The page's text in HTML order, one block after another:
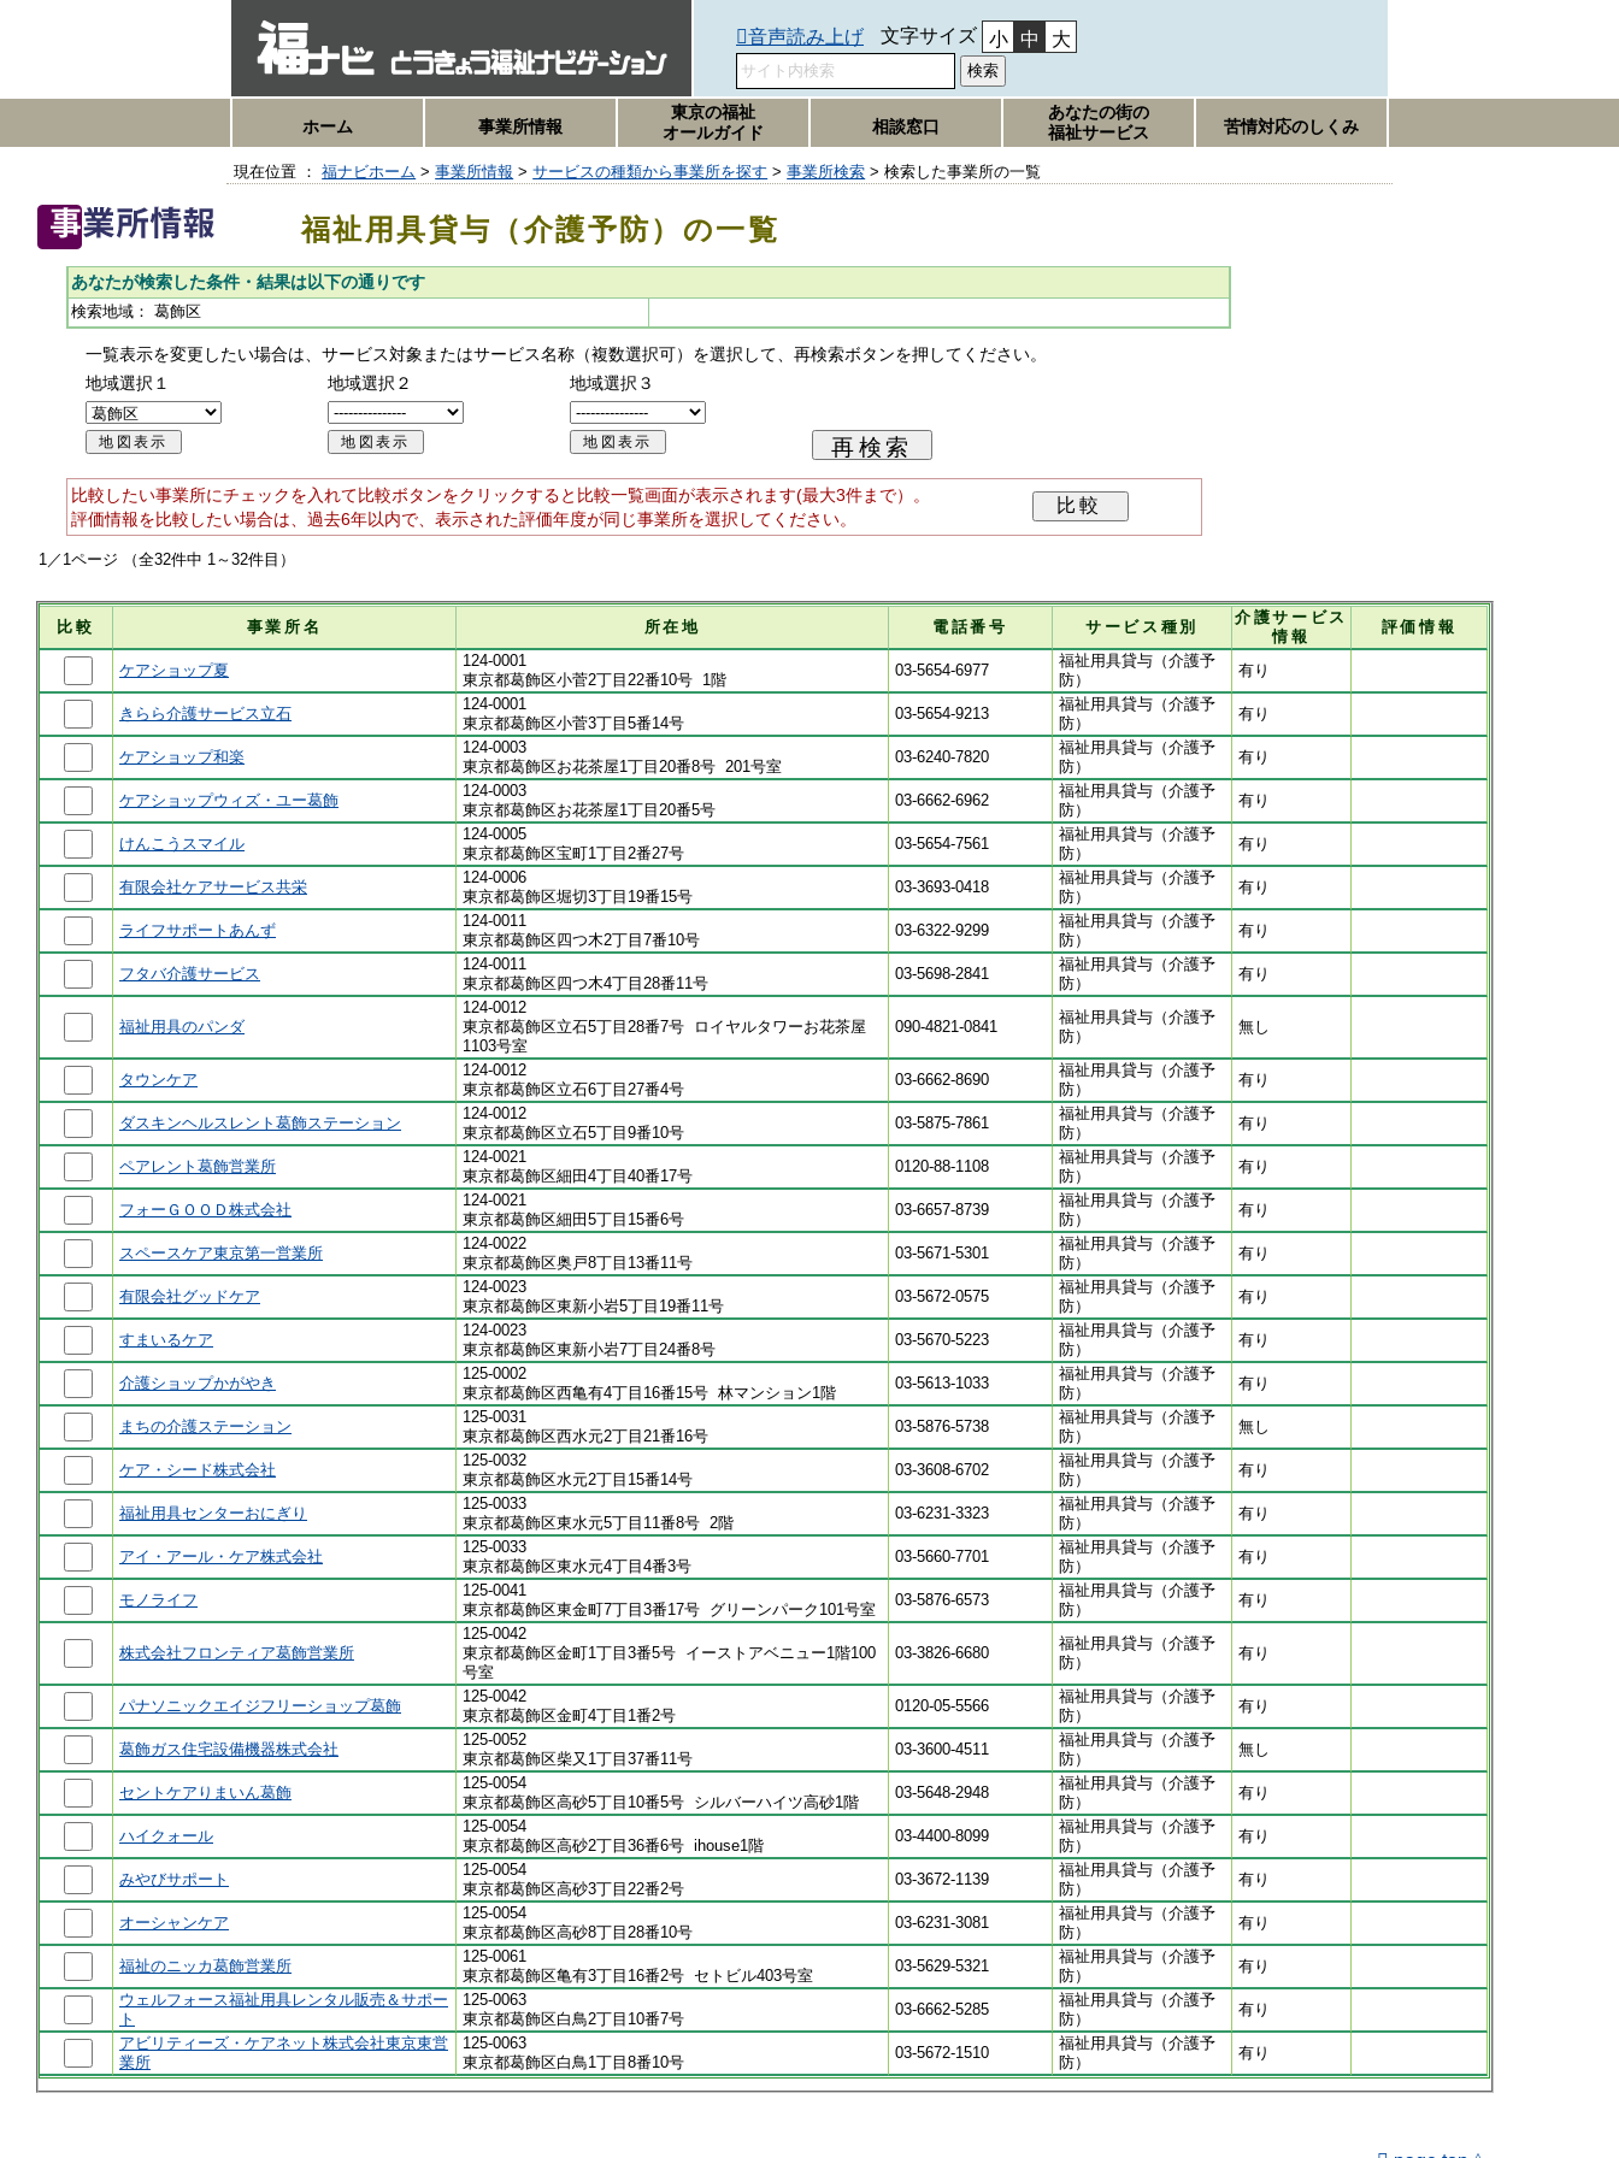
音声読み上げ 文字サイズ 小 中 大
ホーム 事業所情報
東京の福祉
オールガイド
相談窓口
あなたの街の
福祉サービス
苦情対応のしくみ
現在位置 ：福ナビホーム >事業所情報 >サービスの種類から事業所を探す >事業所検索 > 検索した事業所の一覧
福祉用具貸与（介護予防）の一覧
あなたが検索した条件・結果は以下の通りです
検索地域： 葛飾区
一覧表示を変更したい場合は、サービス対象またはサービス名称（複数選択可）を選択して、再検索ボタンを押してください。
地域選択１
地域選択２ 地域選択３
比較したい事業所にチェックを入れて比較ボタンをクリックすると比較一覧画面が表示されます(最大3件まで）。
評価情報を比較したい場合は、過去6年以内で、表示された評価年度が同じ事業所を選択してください。
1／1ページ （全32件中 1～32件目）
比較 事業所名 所在地 電話番号 サービス種別
介護サービス
情報
評価情報
ケアショップ夏
124-0001
東京都葛飾区小菅2丁目22番10号 1階
福祉用具貸与（介護予
防）
有り
きらら介護サービス立石
124-0001
東京都葛飾区小菅3丁目5番14号
福祉用具貸与（介護予
防）
有り
ケアショップ和楽
124-0003
東京都葛飾区お花茶屋1丁目20番8号 201号室
福祉用具貸与（介護予
防）
有り
ケアショップウィズ・ユー葛飾
124-0003
東京都葛飾区お花茶屋1丁目20番5号
福祉用具貸与（介護予
防）
有り
けんこうスマイル
124-0005
東京都葛飾区宝町1丁目2番27号
福祉用具貸与（介護予
防）
有り
有限会社ケアサービス共栄
124-0006
東京都葛飾区堀切3丁目19番15号
福祉用具貸与（介護予
防）
有り
ライフサポートあんず
124-0011
東京都葛飾区四つ木2丁目7番10号
福祉用具貸与（介護予
防）
有り
フタバ介護サービス
124-0011
東京都葛飾区四つ木4丁目28番11号
福祉用具貸与（介護予
防）
有り
福祉用具のパンダ
124-0012
東京都葛飾区立石5丁目28番7号 ロイヤルタワーお花茶屋
1103号室
福祉用具貸与（介護予
防）
無し
タウンケア
124-0012
東京都葛飾区立石6丁目27番4号
福祉用具貸与（介護予
防）
有り
ダスキンヘルスレント葛飾ステーション
124-0012
東京都葛飾区立石5丁目9番10号
福祉用具貸与（介護予
防）
有り
ペアレント葛飾営業所
124-0021
東京都葛飾区細田4丁目40番17号
福祉用具貸与（介護予
防）
有り
フォーＧＯＯＤ株式会社
124-0021
東京都葛飾区細田5丁目15番6号
福祉用具貸与（介護予
防）
有り
スペースケア東京第一営業所
124-0022
東京都葛飾区奥戸8丁目13番11号
福祉用具貸与（介護予
防）
有り
有限会社グッドケア
124-0023
東京都葛飾区東新小岩5丁目19番11号
福祉用具貸与（介護予
防）
有り
すまいるケア
124-0023
東京都葛飾区東新小岩7丁目24番8号
福祉用具貸与（介護予
防）
有り
介護ショップかがやき
125-0002
東京都葛飾区西亀有4丁目16番15号 林マンション1階
福祉用具貸与（介護予
防）
有り
まちの介護ステーション
125-0031
東京都葛飾区西水元2丁目21番16号
福祉用具貸与（介護予
防）
無し
ケア・シード株式会社
125-0032
東京都葛飾区水元2丁目15番14号
福祉用具貸与（介護予
防）
有り
福祉用具センターおにぎり
125-0033
東京都葛飾区東水元5丁目11番8号 2階
福祉用具貸与（介護予
防）
有り
アイ・アール・ケア株式会社
125-0033
東京都葛飾区東水元4丁目4番3号
福祉用具貸与（介護予
防）
有り
モノライフ
125-0041
東京都葛飾区東金町7丁目3番17号 グリーンパーク101号室
福祉用具貸与（介護予
防）
有り
株式会社フロンティア葛飾営業所
125-0042
東京都葛飾区金町1丁目3番5号 イーストアベニュー1階100
号室
福祉用具貸与（介護予
防）
有り
パナソニックエイジフリーショップ葛飾
125-0042
東京都葛飾区金町4丁目1番2号
福祉用具貸与（介護予
防）
有り
葛飾ガス住宅設備機器株式会社
125-0052
東京都葛飾区柴又1丁目37番11号
福祉用具貸与（介護予
防）
無し
セントケアりまいん葛飾
125-0054
東京都葛飾区高砂5丁目10番5号 シルバーハイツ高砂1階
福祉用具貸与（介護予
防）
有り
ハイクォール
125-0054
東京都葛飾区高砂2丁目36番6号 ihouse1階
福祉用具貸与（介護予
防）
有り
みやびサポート
125-0054
東京都葛飾区高砂3丁目22番2号
福祉用具貸与（介護予
防）
有り
オーシャンケア
125-0054
東京都葛飾区高砂8丁目28番10号
福祉用具貸与（介護予
防）
有り
福祉のニッカ葛飾営業所
125-0061
東京都葛飾区亀有3丁目16番2号 セトビル403号室
福祉用具貸与（介護予
防）
有り
ウェルフォース福祉用具レンタル販売＆サポー
ト
125-0063
東京都葛飾区白鳥2丁目10番7号
福祉用具貸与（介護予
防）
有り
アビリティーズ・ケアネット株式会社東京東営
業所
125-0063
東京都葛飾区白鳥1丁目8番10号
福祉用具貸与（介護予
防）
有り